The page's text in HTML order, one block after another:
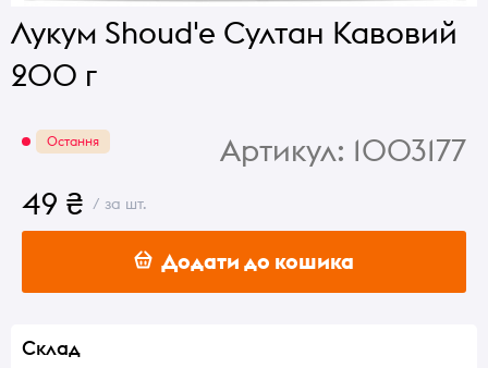
Лукум Shoud'e Султан Кавовий
200 г
Остання Артикул: 1003177
49 ₴ / за шт.
Додати до кошика
Склад